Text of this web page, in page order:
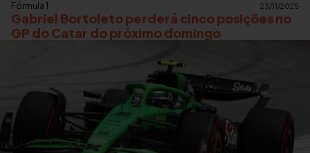
Fórmula 1 23/11/2025
Gabriel Bortoleto perderá cinco posições no
GP do Catar do próximo domingo